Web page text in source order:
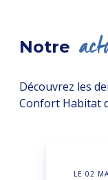
Notre
Découvrez les
Confort Habitat
LE 02